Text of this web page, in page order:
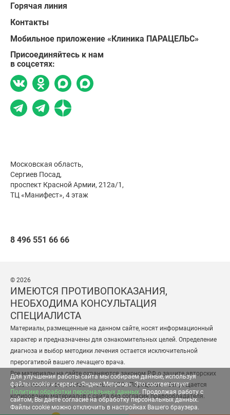
Для улучшения работы сайта мы собираем данные, используя
файлы cookie и сервис «Яндекс Метрика». Это соответствует
Политике обработки персональных данных. Продолжая работу с
сайтом, Вы даёте согласие на обработку персональных данных.
Файлы cookie можно отключить в настройках Вашего браузера.
Горячая линия
Контакты
Мобильное приложение «Клиника ПАРАЦЕЛЬС»
Присоединяйтесь к нам
в соцсетях:
Московская область,
Сергиев Посад,
проспект Красной Армии, 212а/1,
ТЦ «Манифест», 4 этаж
8 496 551 66 66
© 2026
ИМЕЮТСЯ ПРОТИВОПОКАЗАНИЯ,
НЕОБХОДИМА КОНСУЛЬТАЦИЯ
СПЕЦИАЛИСТА
Материалы, размещенные на данном сайте, носят информационный
характер и предназначены для ознакомительных целей. Определение
диагноза и выбор методики лечения остается исключительной
прерогативой вашего лечащего врача.
Все материалы на сайте охраняются законом РФ о защите авторских
прав и являются собственностью ООО «Парацельс». Запрещается
копирование материалов с сайта без согласия правообладателя.